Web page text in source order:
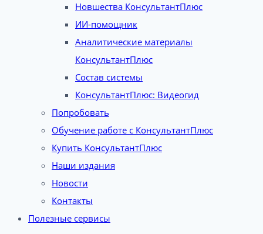
Новшества КонсультантПлюс
ИИ-помощник
Аналитические материалы
КонсультантПлюс
Состав системы
КонсультантПлюс: Видеогид
Попробовать
Обучение работе с КонсультантПлюс
Купить КонсультантПлюс
Наши издания
Новости
Контакты
Полезные сервисы